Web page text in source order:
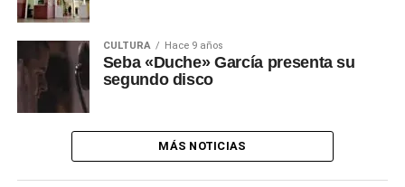
CULTURA Hace 9 años
Seba «Duche» García presenta su
segundo disco
MÁS NOTICIAS